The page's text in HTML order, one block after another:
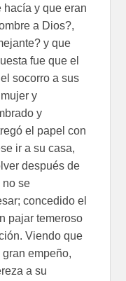
hacía y que eran
a Dios?,
y que
fue que el
socorro a sus
y
y
el papel con
ir a su casa,
después de
no se
concedido el
pajar temeroso
Viendo que
empeño,
a su